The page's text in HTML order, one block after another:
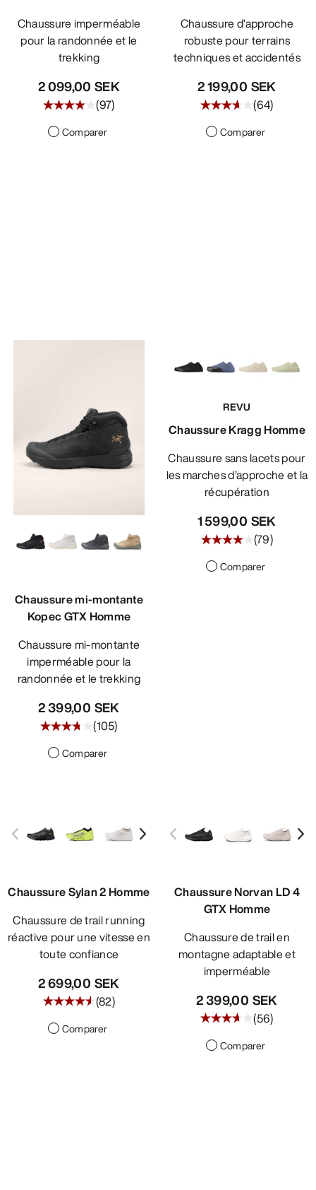
Chaussure imperméable
pour la randonnée et le
trekking
2 099,00 SEK
(97)
Comparer
Chaussure d’approche
robuste pour terrains
techniques et accidentés
2 199,00 SEK
(64)
Comparer
Chaussure mi-montante
Kopec GTX Homme
Chaussure mi-montante
imperméable pour la
randonnée et le trekking
2 399,00 SEK
(105)
Comparer
REVU
Chaussure Kragg Homme
Chaussure sans lacets pour
les marches d’approche et la
récupération
1 599,00 SEK
(79)
Comparer
Chaussure Sylan 2 Homme
Chaussure de trail running
réactive pour une vitesse en
toute confiance
2 699,00 SEK
(82)
Comparer
Chaussure Norvan LD 4
GTX Homme
Chaussure de trail en
montagne adaptable et
imperméable
2 399,00 SEK
(56)
Comparer